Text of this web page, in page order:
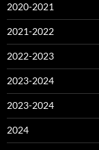
2020-2021
2021-2022
2022-2023
2023-2024
2023-2024
2024